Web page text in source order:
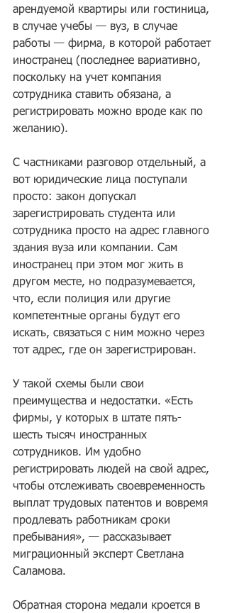
арендуемой квартиры или гостиница,
в случае учебы — вуз, в случае
работы — фирма, в которой работает
иностранец (последнее вариативно,
поскольку на учет компания
сотрудника ставить обязана, а
регистрировать можно вроде как по
желанию).
С частниками разговор отдельный, а
вот юридические лица поступали
просто: закон допускал
зарегистрировать студента или
сотрудника просто на адрес главного
здания вуза или компании. Сам
иностранец при этом мог жить в
другом месте, но подразумевается,
что, если полиция или другие
компетентные органы будут его
искать, связаться с ним можно через
тот адрес, где он зарегистрирован.
У такой схемы были свои
преимущества и недостатки. «Есть
фирмы, у которых в штате пять-
шесть тысяч иностранных
сотрудников. Им удобно
регистрировать людей на свой адрес,
чтобы отслеживать своевременность
выплат трудовых патентов и вовремя
продлевать работникам сроки
пребывания», — рассказывает
миграционный эксперт Светлана
Саламова.
Обратная сторона медали кроется в